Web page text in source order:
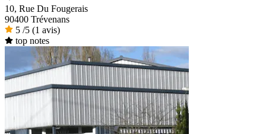
10, Rue Du Fougerais
90400 Trévenans
5 /5 (1 avis)
top notes